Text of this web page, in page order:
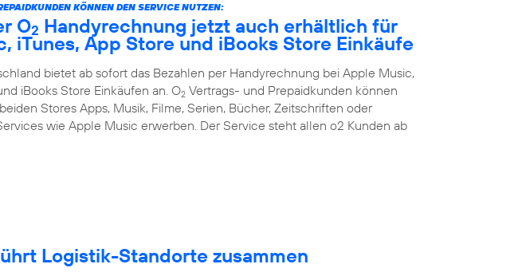
KÖNNEN DEN SERVICE NUTZEN:
O2 Handyrechnung jetzt auch erhältlich für
iTunes, App Store und iBooks Store Einkäufe
bietet ab sofort das Bezahlen per Handyrechnung bei Apple Music,
iBooks Store Einkäufen an. O2 Vertrags- und Prepaidkunden können
Stores Apps, Musik, Filme, Serien, Bücher, Zeitschriften oder
wie Apple Music erwerben. Der Service steht allen o2 Kunden ab
Logistik-Standorte zusammen